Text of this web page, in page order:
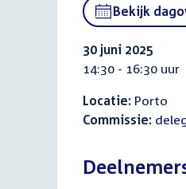
Bekijk
30 juni 2025
14:30 - 16:30 uur
Locatie: Porto
Commissie: